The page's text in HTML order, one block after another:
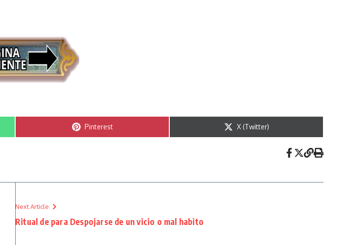
Compartir en
Pinterest Compartir en
X (Twitter)
Next Article
Ritual de para Despojarse de un vicio o mal habito